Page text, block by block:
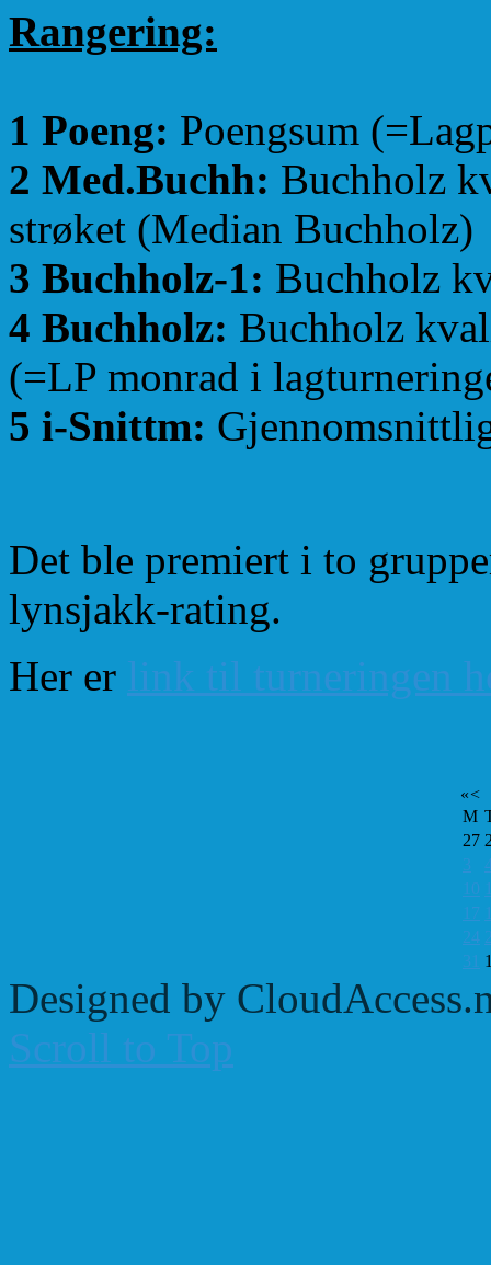
Rangering:
1 Poeng: Poengsum
2 Med.Buchh: Buchholz
strøket (Median Buchholz)
3 Buchholz-1: Buchholz
4 Buchholz: Buchholz
(=LP monrad i
5 i-Snittm:
Det ble premiert i to
lynsjakk-rating.
Her er link til turneringen
«<
M
27
3
10
17
24
31
Designed by
Scroll to Top